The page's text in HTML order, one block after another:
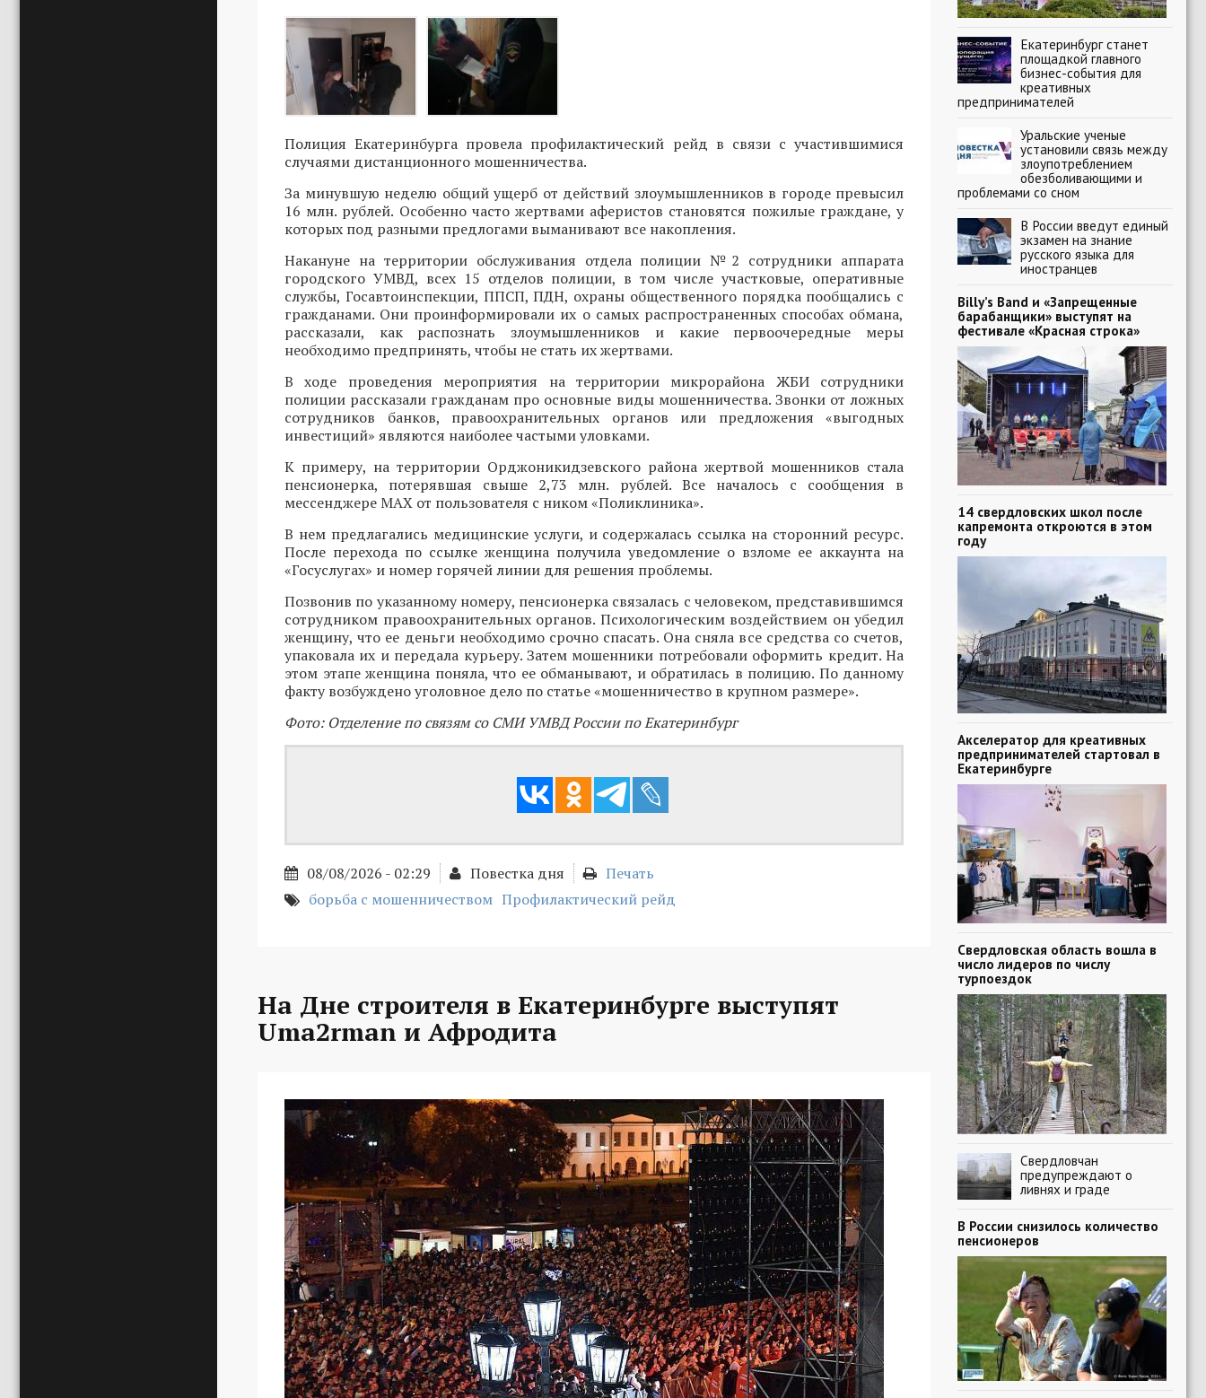
Полиция Екатеринбурга провела профилактический рейд в связи с участившимися
случаями дистанционного мошенничества.
За минувшую неделю общий ущерб от действий злоумышленников в городе превысил
16 млн. рублей. Особенно часто жертвами аферистов становятся пожилые граждане, у
которых под разными предлогами выманивают все накопления.
Накануне на территории обслуживания отдела полиции №2 сотрудники аппарата
городского УМВД, всех 15 отделов полиции, в том числе участковые, оперативные
службы, Госавтоинспекции, ППСП, ПДН, охраны общественного порядка пообщались с
гражданами. Они проинформировали их о самых распространенных способах обмана,
рассказали, как распознать злоумышленников и какие первоочередные меры
необходимо предпринять, чтобы не стать их жертвами.
В ходе проведения мероприятия на территории микрорайона ЖБИ сотрудники
полиции рассказали гражданам про основные виды мошенничества. Звонки от ложных
сотрудников банков, правоохранительных органов или предложения «выгодных
инвестиций» являются наиболее частыми уловками.
К примеру, на территории Орджоникидзевского района жертвой мошенников стала
пенсионерка, потерявшая свыше 2,73 млн. рублей. Все началось с сообщения в
мессенджере MAX от пользователя с ником «Поликлиника».
В нем предлагались медицинские услуги, и содержалась ссылка на сторонний ресурс.
После перехода по ссылке женщина получила уведомление о взломе ее аккаунта на
«Госуслугах» и номер горячей линии для решения проблемы.
Позвонив по указанному номеру, пенсионерка связалась с человеком, представившимся
сотрудником правоохранительных органов. Психологическим воздействием он убедил
женщину, что ее деньги необходимо срочно спасать. Она сняла все средства со счетов,
упаковала их и передала курьеру. Затем мошенники потребовали оформить кредит. На
этом этапе женщина поняла, что ее обманывают, и обратилась в полицию. По данному
факту возбуждено уголовное дело по статье «мошенничество в крупном размере».
Фото: Отделение по связям со СМИ УМВД России по Екатеринбург
08/08/2026 - 02:29 Повестка дня
Печать
борьба с мошенничеством Профилактический рейд
На Дне строителя в Екатеринбурге выступят
Uma2rman и Афродита
Екатеринбург станет
площадкой главного
бизнес-события для
креативных
предпринимателей
Уральские ученые
установили связь между
злоупотреблением
обезболивающими и
проблемами со сном
В России введут единый
экзамен на знание
русского языка для
иностранцев
Billy’s Band и «Запрещенные
барабанщики» выступят на
фестивале «Красная строка»
14 свердловских школ после
капремонта откроются в этом
году
Акселератор для креативных
предпринимателей стартовал в
Екатеринбурге
Свердловская область вошла в
число лидеров по числу
турпоездок
Свердловчан
предупреждают о
ливнях и граде
В России снизилось количество
пенсионеров